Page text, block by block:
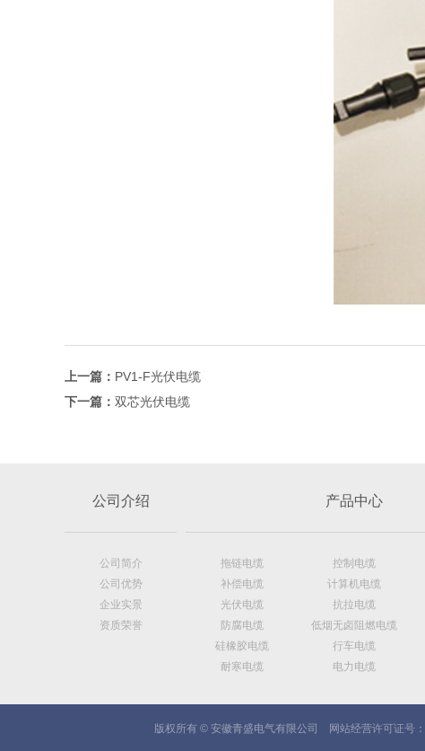
上一篇： PV1-F光伏电缆
下一篇： 双芯光伏电缆
公司介绍
公司简介
公司优势
企业实景
资质荣誉
产品中心
拖链电缆 控制电缆
补偿电缆
计算机电缆
光伏电缆
抗拉电缆
防腐电缆
低烟无卤阻燃电缆
硅橡胶电缆
行车电缆
耐寒电缆
电力电缆
版权所有 © 安徽青盛电气有限公司 网站经营许可证号：